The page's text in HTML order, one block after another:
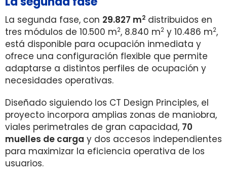
La segunda fase, con 29.827 m2 distribuidos en
tres módulos de 10.500 m2, 8.840 m2 y 10.486 m2,
está disponible para ocupación inmediata y
ofrece una configuración flexible que permite
adaptarse a distintos perfiles de ocupación y
necesidades operativas.
Diseñado siguiendo los CT Design Principles, el
proyecto incorpora amplias zonas de maniobra,
viales perimetrales de gran capacidad, 70
muelles de carga y dos accesos independientes
para maximizar la eficiencia operativa de los
usuarios.